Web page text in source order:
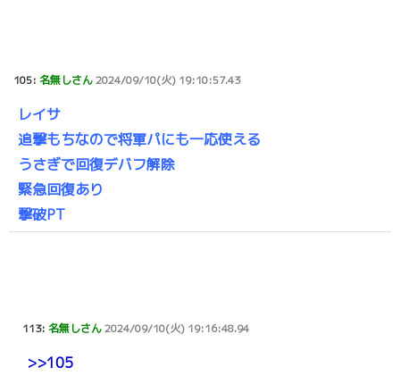
105: 名無しさん2024/09/10(火) 19:10:57.43
レイサ
追撃もちなので将軍パにも一応使える
うさぎで回復デバフ解除
緊急回復あり
撃破PT
113: 名無しさん2024/09/10(火) 19:16:48.94
>>105